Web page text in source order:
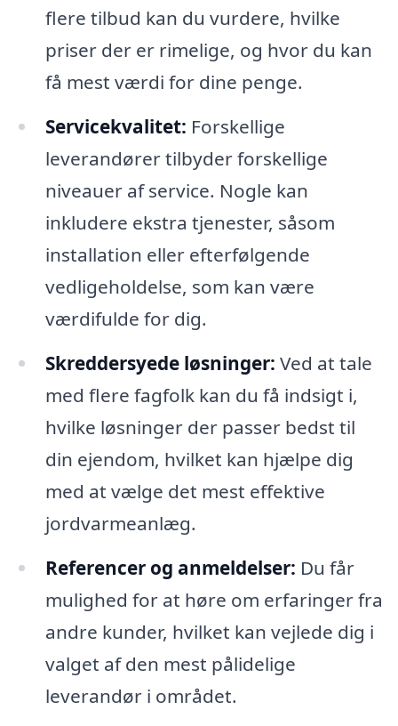
flere tilbud kan du vurdere, hvilke
priser der er rimelige, og hvor du kan
få mest værdi for dine penge.
Servicekvalitet: Forskellige
leverandører tilbyder forskellige
niveauer af service. Nogle kan
inkludere ekstra tjenester, såsom
installation eller efterfølgende
vedligeholdelse, som kan være
værdifulde for dig.
Skreddersyede løsninger: Ved at tale
med flere fagfolk kan du få indsigt i,
hvilke løsninger der passer bedst til
din ejendom, hvilket kan hjælpe dig
med at vælge det mest effektive
jordvarmeanlæg.
Referencer og anmeldelser: Du får
mulighed for at høre om erfaringer fra
andre kunder, hvilket kan vejlede dig i
valget af den mest pålidelige
leverandør i området.